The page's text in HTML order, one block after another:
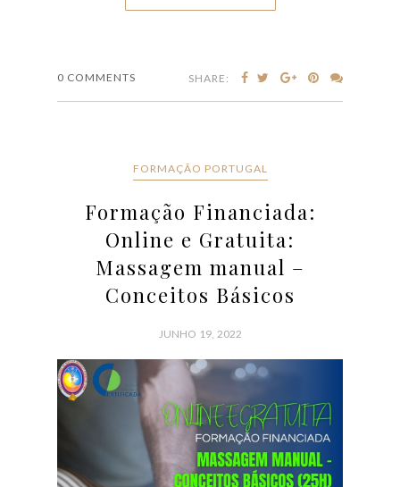
0 COMMENTS SHARE:
FORMAÇÃO PORTUGAL
Formação Financiada:
Online e Gratuita:
Massagem manual –
Conceitos Básicos
JUNHO 19, 2022